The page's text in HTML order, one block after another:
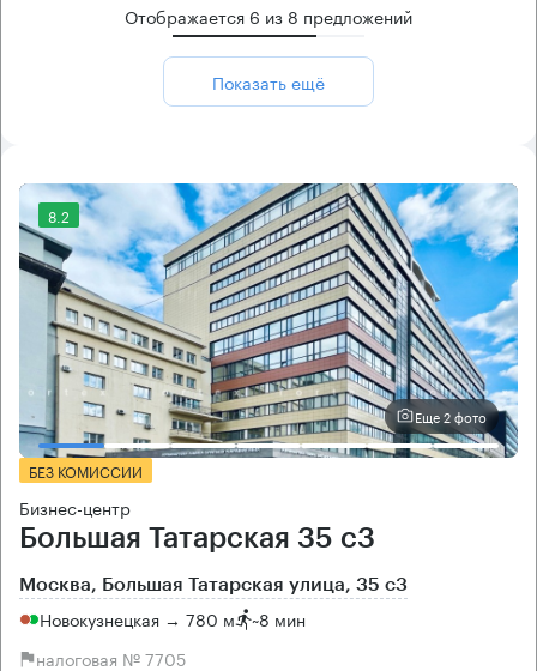
Отображается 6 из 8 предложений
Показать ещё
8.2
Еще 2 фото
БЕЗ КОМИССИИ
Бизнес-центр
Большая Татарская 35 с3
Москва, Большая Татарская улица, 35 с3
Новокузнецкая → 780 м ~8 мин
налоговая № 7705